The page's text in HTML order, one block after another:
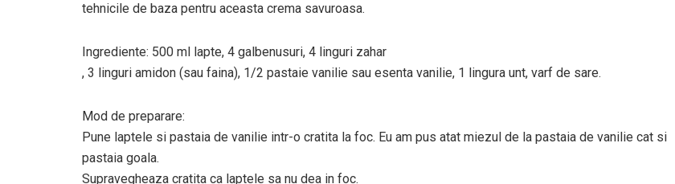
tehnicile de baza pentru aceasta crema savuroasa.
Ingrediente: 500 ml lapte, 4 galbenusuri, 4 linguri zahar
, 3 linguri amidon (sau faina), 1/2 pastaie vanilie sau esenta vanilie, 1 lingura unt, varf de sare.
Mod de preparare:
Pune laptele si pastaia de vanilie intr-o cratita la foc. Eu am pus atat miezul de la pastaia de vanilie cat si
pastaia goala.
Supravegheaza cratita ca laptele sa nu dea in foc.